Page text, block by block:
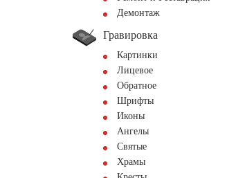
Демонтаж
Гравировка
Картинки
Лицевое
Обратное
Шрифты
Иконы
Ангелы
Святые
Храмы